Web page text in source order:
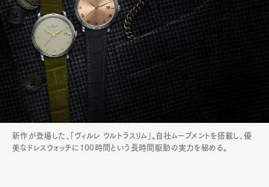
新作が登場した、「ヴィルレ ウルトラスリム」。自社ムーブメントを搭載し、優
美なドレスウォッチに100時間という長時間駆動の実力を秘める。